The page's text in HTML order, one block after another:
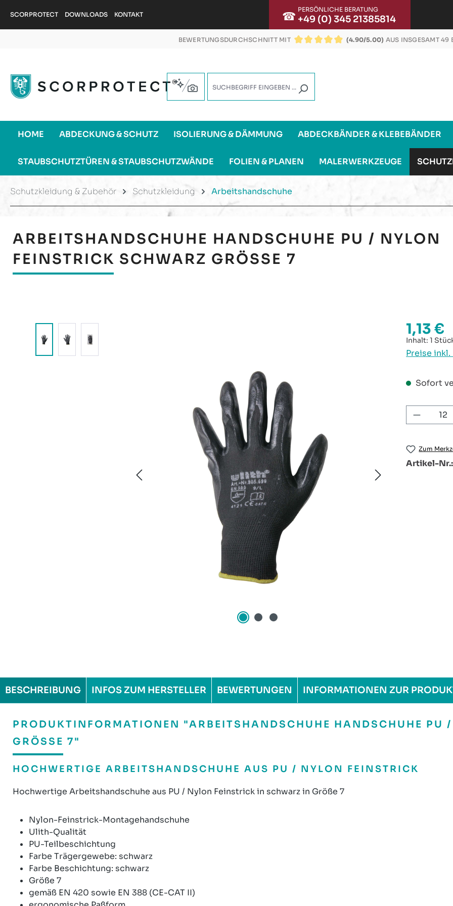
Hauptinhalt springen
Zur Suche springen
Zur Hauptnavigation springen
SCORPROTECT DOWNLOADS KONTAKT ☎ PERSÖNLICHE BERATUNG
+49 (0) 345 21385814
BEWERTUNGSDURCHSCHNITT MIT
(4.90/5.00) AUS INSGESAMT 49
HOME ABDECKUNG & SCHUTZ ISOLIERUNG & DÄMMUNG ABDECKBÄNDER & KLEBEBÄNDER
STAUBSCHUTZTÜREN & STAUBSCHUTZWÄNDE FOLIEN & PLANEN MALERWERKZEUGE
Schutzkleidung & Zubehör Schutzkleidung Arbeitshandschuhe
ARBEITSHANDSCHUHE HANDSCHUHE PU / NYLON
FEINSTRICK SCHWARZ GRÖSSE 7
Regulärer
1,13 €
Inhalt:1
Preise
Sofort
Zum
Artikel-Nr.:
BESCHREIBUNG INFOS ZUM HERSTELLER BEWERTUNGEN INFORMATIONEN ZUR
PRODUKTINFORMATIONEN "ARBEITSHANDSCHUHE HANDSCHUHE PU
GRÖSSE 7"
HOCHWERTIGE ARBEITSHANDSCHUHE AUS PU / NYLON FEINSTRICK
Hochwertige Arbeitshandschuhe aus PU / Nylon Feinstrick in schwarz in Größe 7
Nylon-Feinstrick-Montagehandschuhe
Ulith-Qualität
PU-Teilbeschichtung
Farbe Trägergewebe: schwarz
Farbe Beschichtung: schwarz
Größe 7
gemäß EN 420 sowie EN 388 (CE-CAT II)